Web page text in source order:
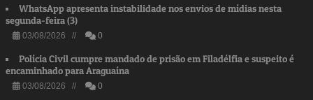
WhatsApp apresenta instabilidade nos envios de mídias nesta
segunda-feira (3)
03/08/2026 // 0
Polícia Civil cumpre mandado de prisão em Filadélfia e suspeito é
encaminhado para Araguaína
03/08/2026 // 0